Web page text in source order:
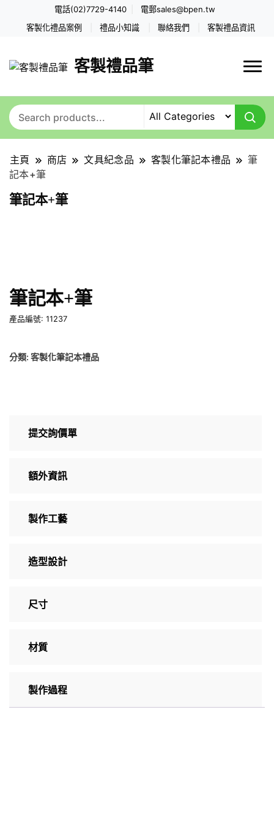
電話(02)7729-4140 電郵sales@bpen.tw
客製化禮品案例 禮品小知識 聯絡我們 客製禮品資訊
客製禮品筆
主頁 商店 文具紀念品 客製化筆記本禮品
筆
記本+筆
筆記本+筆
筆記本+筆
產品編號: 11237
分類: 客製化筆記本禮品
提交詢價單
額外資訊
製作工藝
造型設計
尺寸
材質
製作過程